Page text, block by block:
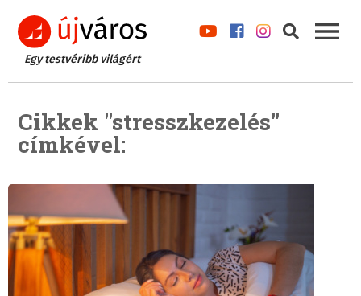
Egy testvéribb világért
Cikkek "stresszkezelés"
címkével: